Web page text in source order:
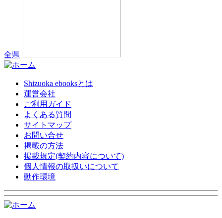
全県
Shizuoka ebooksとは
運営会社
ご利用ガイド
よくある質問
サイトマップ
お問い合せ
掲載の方法
掲載規定(契約内容について)
個人情報の取扱いについて
動作環境